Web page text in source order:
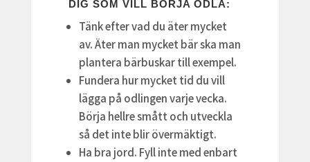
DIG SOM VILL BÖRJA ODLA:
Tänk efter vad du äter mycket
av. Äter man mycket bär ska man
plantera bärbuskar till exempel.
Fundera hur mycket tid du vill
lägga på odlingen varje vecka.
Börja hellre smått och utveckla
så det inte blir övermäktigt.
Ha bra jord. Fyll inte med enbart